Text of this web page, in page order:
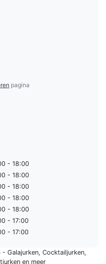
pagina
- 18:00
- 18:00
- 18:00
- 18:00
- 18:00
- 17:00
- 17:00
- Galajurken, Cocktailjurken,
en meer